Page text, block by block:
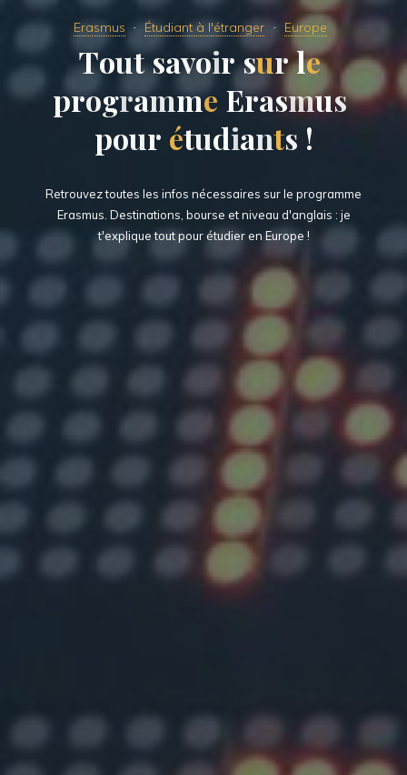
Erasmus Étudiant à l'étranger Europe
T
Toutsavoir surl
le
programme Erasmu
us
pour étu
udi
iants !
Retrouvez toutes les infos nécessaires sur le programme
Erasmus. Destinations, bourse et niveau d'anglais : je
t'explique tout pour étudier en Europe !